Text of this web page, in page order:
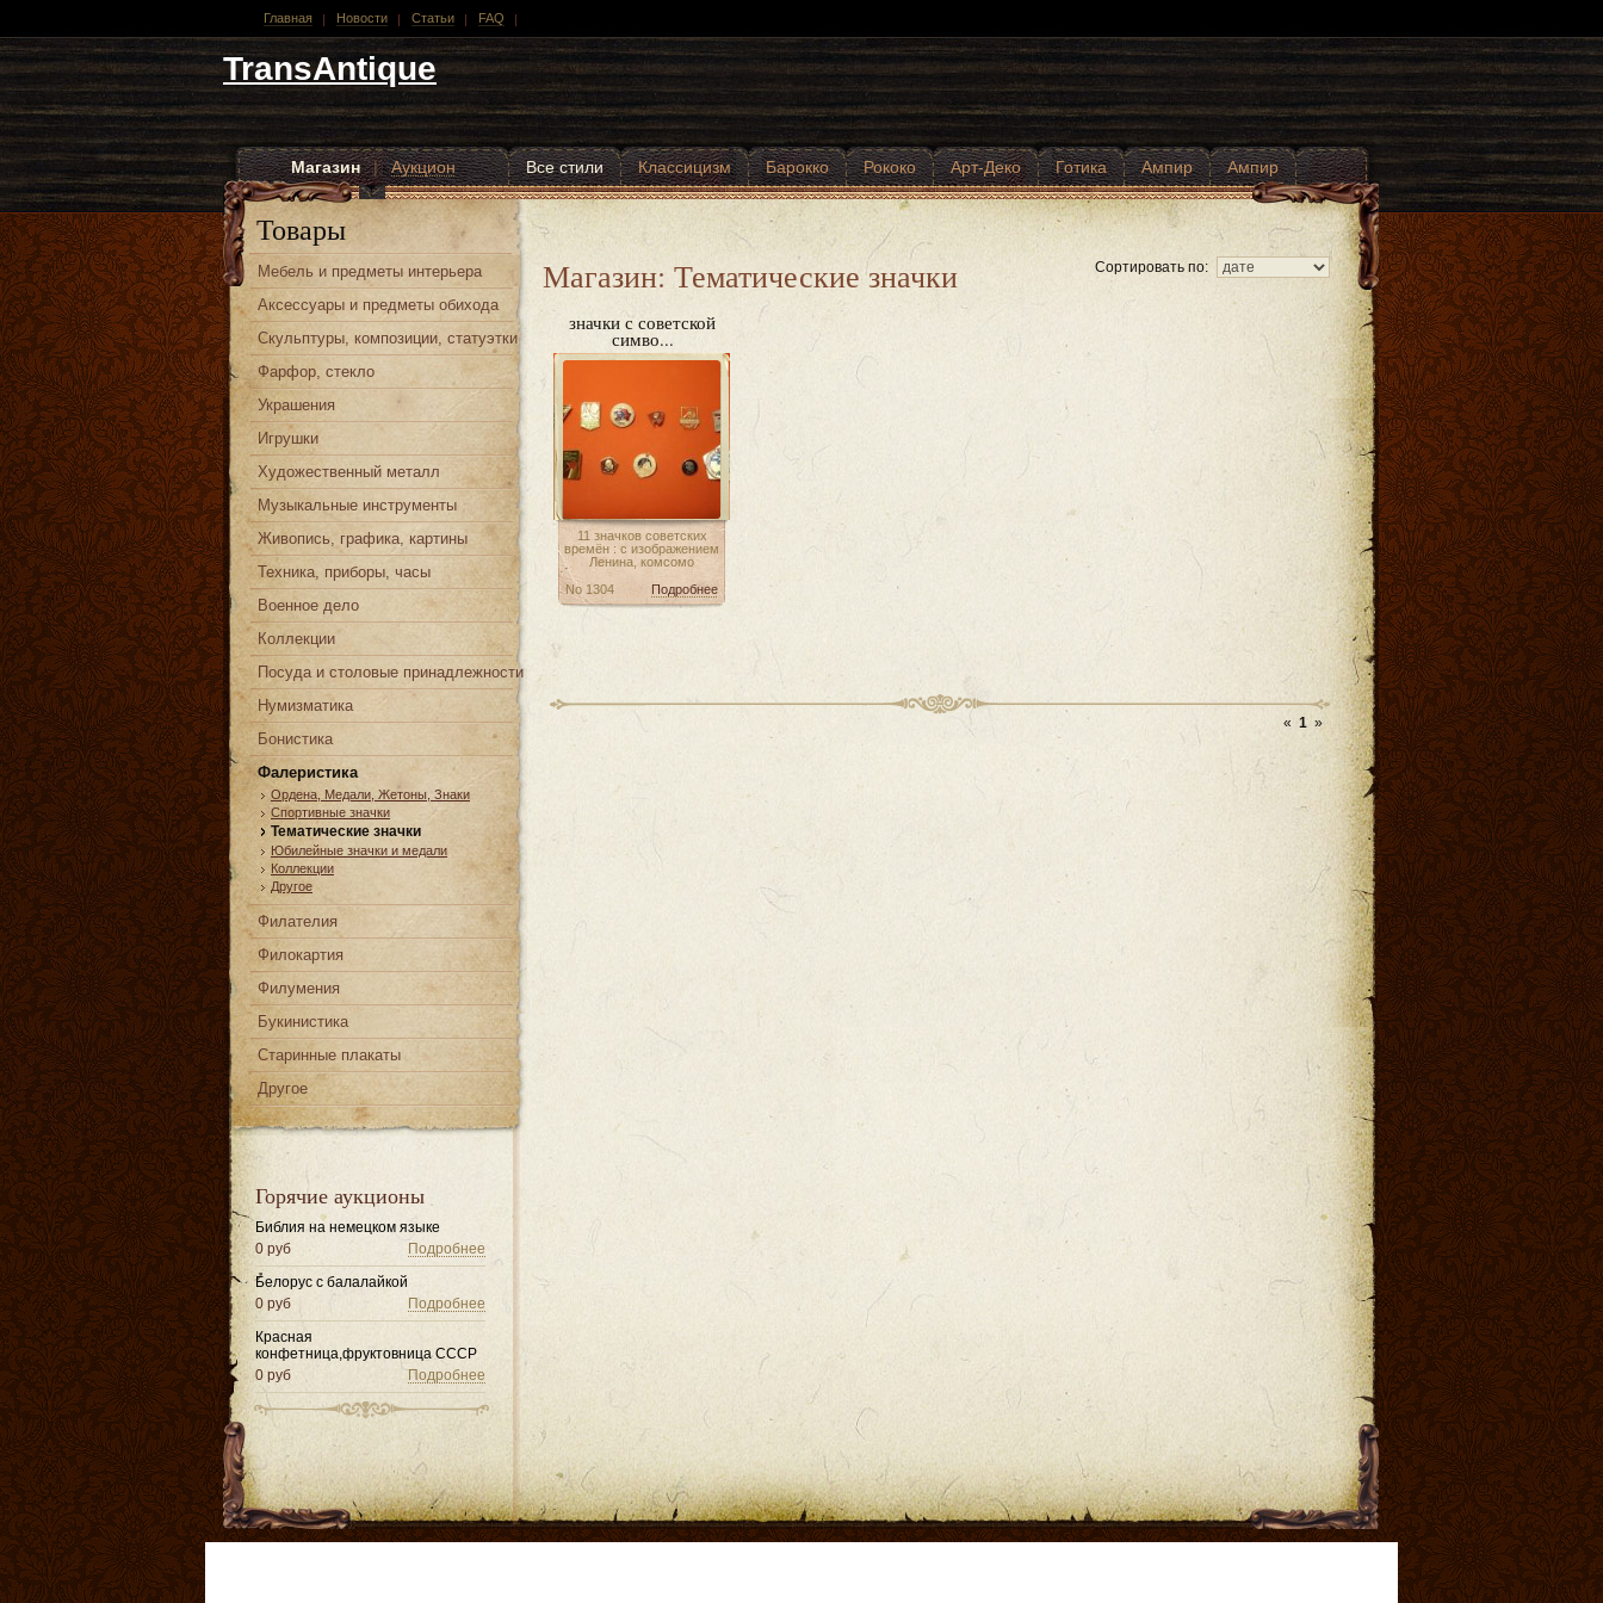
Главная Новости Статьи FAQ
TransAntique
Магазин | Аукцион Все стили Классицизм Барокко Рококо Арт-Деко Готика Ампир
Ампир
Другие стили
Товары
Мебель и предметы интерьера
Аксессуары и предметы обихода
Скульптуры, композиции, статуэтки
Фарфор, стекло
Украшения
Игрушки
Художественный металл
Музыкальные инструменты
Живопись, графика, картины
Техника, приборы, часы
Военное дело
Коллекции
Посуда и столовые принадлежности
Нумизматика
Бонистика
Фалеристика
Ордена, Медали, Жетоны, Знаки
Спортивные значки
Тематические значки
Юбилейные значки и медали
Коллекции
Другое
Филателия
Филокартия
Филумения
Букинистика
Старинные плакаты
Другое
Горячие аукционы
Библия на немецком языке
Подробнее
0 руб
Белорус с балалайкой
Подробнее
0 руб
Красная
конфетница,фруктовница СССР
Подробнее
0 руб
Сортировать по:
Магазин: Тематические значки
значки с советской
симво...
11 значков советских
времён : с изображением
Ленина, комсомо
Подробнее
No 1304
« 1 »